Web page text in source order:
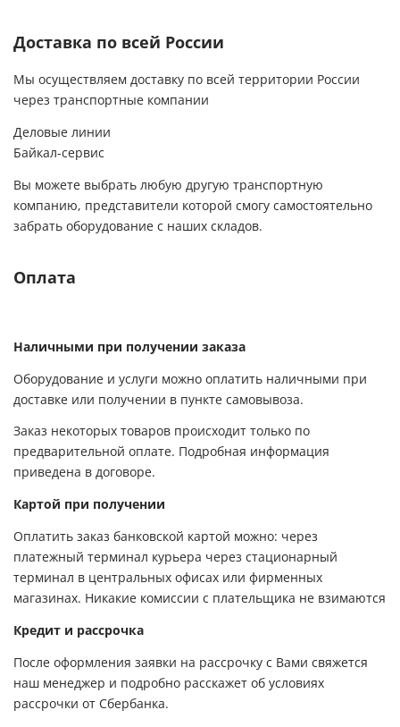
Доставка по всей России
Мы осуществляем доставку по всей территории России
через транспортные компании
Деловые линии
Байкал-сервис
Вы можете выбрать любую другую транспортную
компанию, представители которой смогу самостоятельно
забрать оборудование с наших складов.
Оплата
Наличными при получении заказа
Оборудование и услуги можно оплатить наличными при
доставке или получении в пункте самовывоза.
Заказ некоторых товаров происходит только по
предварительной оплате. Подробная информация
приведена в договоре.
Картой при получении
Оплатить заказ банковской картой можно: через
платежный терминал курьера через стационарный
терминал в центральных офисах или фирменных
магазинах. Никакие комиссии с плательщика не взимаются
Кредит и рассрочка
После оформления заявки на рассрочку с Вами свяжется
наш менеджер и подробно расскажет об условиях
рассрочки от Сбербанка.